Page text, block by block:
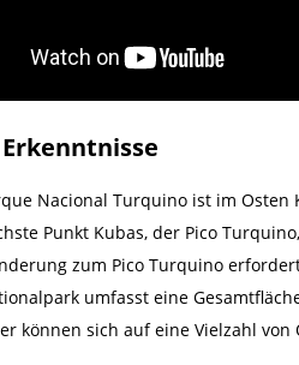
Nacional Turquino ist im
Punkt Kubas, der Pico
zum Pico Turquino
umfasst eine
können sich auf eine Vielzahl